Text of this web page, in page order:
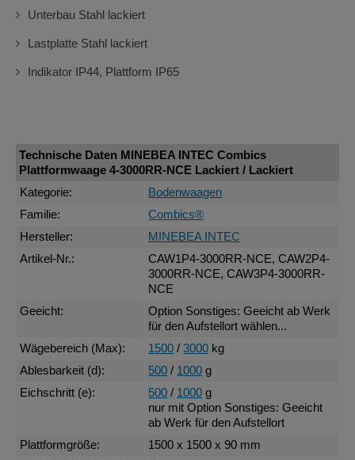
Unterbau Stahl lackiert
Lastplatte Stahl lackiert
Indikator IP44, Plattform IP65
Technische Daten MINEBEA INTEC Combics
Plattformwaage 4-3000RR-NCE Lackiert / Lackiert
Kategorie:
Bodenwaagen
Familie:
Combics®
Hersteller:
MINEBEA INTEC
Artikel-Nr.:
CAW1P4-3000RR-NCE, CAW2P4-
3000RR-NCE, CAW3P4-3000RR-
NCE
Geeicht:
Option Sonstiges: Geeicht ab Werk
für den Aufstellort wählen...
Wägebereich (Max):
1500 /3000 kg
Ablesbarkeit (d):
500 / 1000 g
Eichschritt (e):
500 / 1000 g
nur mit Option Sonstiges: Geeicht
ab Werk für den Aufstellort
Plattformgröße:
1500 x 1500 x 90 mm